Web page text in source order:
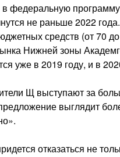
федеральную
не раньше 2022
средств (от 70
Нижней зоны
уже в 2019 году, и в
Щ выступают за
выглядит
отказаться не